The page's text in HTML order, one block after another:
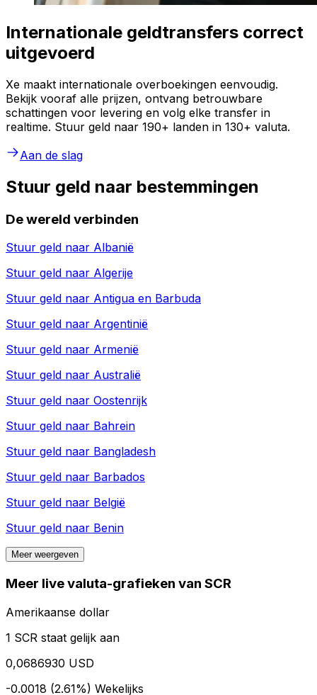
Internationale geldtransfers correct
uitgevoerd
Xe maakt internationale overboekingen eenvoudig.
Bekijk vooraf alle prijzen, ontvang betrouwbare
schattingen voor levering en volg elke transfer in
realtime. Stuur geld naar 190+ landen in 130+ valuta.
Aan de slag
Stuur geld naar bestemmingen
De wereld verbinden
Stuur geld naar Albanië
Stuur geld naar Algerije
Stuur geld naar Antigua en Barbuda
Stuur geld naar Argentinië
Stuur geld naar Armenië
Stuur geld naar Australië
Stuur geld naar Oostenrijk
Stuur geld naar Bahrein
Stuur geld naar Bangladesh
Stuur geld naar Barbados
Stuur geld naar België
Stuur geld naar Benin
Meer weergeven
Meer live valuta-grafieken van SCR
Amerikaanse dollar
1 SCR staat gelijk aan
0,0686930 USD
-0.0018 (2.61%) Wekelijks